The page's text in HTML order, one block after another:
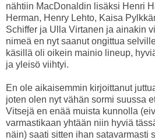
nähtiin MacDonaldin lisäksi Henri
Herman, Henry Lehto, Kaisa
Schiffer ja Ulla Virtanen ja ainakin
nimeä en nyt saanut ongittua
käsillä oli oikein mainio lineup,
ja yleisö viihtyi.
En ole aikaisemmin kirjoittanut
joten olen nyt vähän sormi suussa
Vitsejä en enää muista kunnolla
varmastikaan yhtään niin hyviä
näin) saati sitten ihan satavarmasti